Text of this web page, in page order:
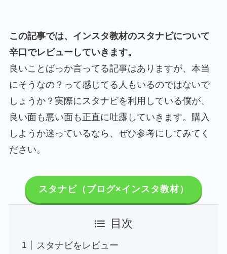
この記事では、インスタ教材のスタナビについて
辛口でレビューしていきます。
良いことばっか言ってる記事はありますが、本当
にそうなの？って感じてる人もいるのではないで
しょうか？実際にスタナビを利用している僕が、
良い面も悪い面も正直に吐露していきます。購入
しようか迷っているなら、ぜひ参考にしてみてく
ださい。
スタナビ（ブログ×インスタ教材）
目次
スタナビをレビュー